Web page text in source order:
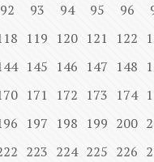
92 93 94 95 96
119 120 121 122
145 146 147 148
171 172 173 174
197 198 199 200
223 224 225 226